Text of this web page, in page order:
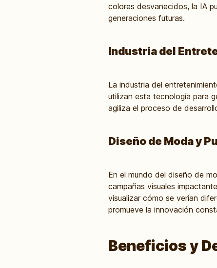
colores desvanecidos, la IA
generaciones futuras.
Industria del
La industria del
utilizan esta tecnología para
agiliza el proceso de
Diseño de Moda y
En el mundo del diseño de
campañas visuales
visualizar cómo se verían
promueve la innovación
Beneficios y